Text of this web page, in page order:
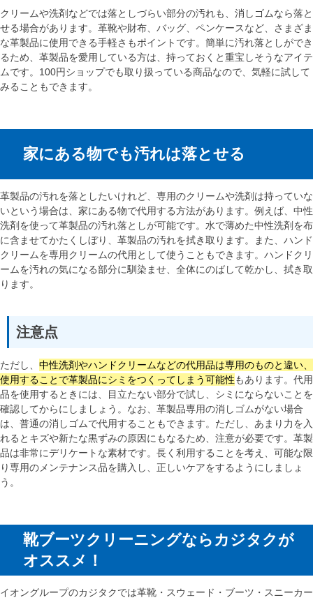
クリームや洗剤などでは落としづらい部分の汚れも、消しゴムなら落と
せる場合があります。革靴や財布、バッグ、ペンケースなど、さまざま
な革製品に使用できる手軽さもポイントです。簡単に汚れ落としができ
るため、革製品を愛用している方は、持っておくと重宝しそうなアイテ
ムです。100円ショップでも取り扱っている商品なので、気軽に試して
みることもできます。
家にある物でも汚れは落とせる
革製品の汚れを落としたいけれど、専用のクリームや洗剤は持っていな
いという場合は、家にある物で代用する方法があります。例えば、中性
洗剤を使って革製品の汚れ落としが可能です。水で薄めた中性洗剤を布
に含ませてかたくしぼり、革製品の汚れを拭き取ります。また、ハンド
クリームを専用クリームの代用として使うこともできます。ハンドクリ
ームを汚れの気になる部分に馴染ませ、全体にのばして乾かし、拭き取
ります。
注意点
ただし、 中性洗剤やハンドクリームなどの代用品は専用のものと違い、
使用することで革製品にシミをつくってしまう可能性もあります。代用
品を使用するときには、目立たない部分で試し、シミにならないことを
確認してからにしましょう。なお、革製品専用の消しゴムがない場合
は、普通の消しゴムで代用することもできます。ただし、あまり力を入
れるとキズや新たな黒ずみの原因にもなるため、注意が必要です。革製
品は非常にデリケートな素材です。長く利用することを考え、可能な限
り専用のメンテナンス品を購入し、正しいケアをするようにしましょ
う。
靴ブーツクリーニングならカジタクが
オススメ！
イオングループのカジタクでは革靴・スウェード・ブーツ・スニーカー